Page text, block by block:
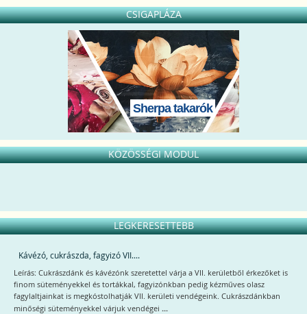
CSIGAPLÁZA
Sherpa takarók
KÖZÖSSÉGI MODUL
LEGKERESETTEBB
Kávézó, cukrászda, fagyizó VII....
Leírás: Cukrászdánk és kávézónk szeretettel várja a VII. kerületből érkezőket is
finom süteményekkel és tortákkal, fagyizónkban pedig kézműves olasz
fagylaltjainkat is megkóstolhatják VII. kerületi vendégeink. Cukrászdánkban
minőségi süteményekkel várjuk vendégei ...